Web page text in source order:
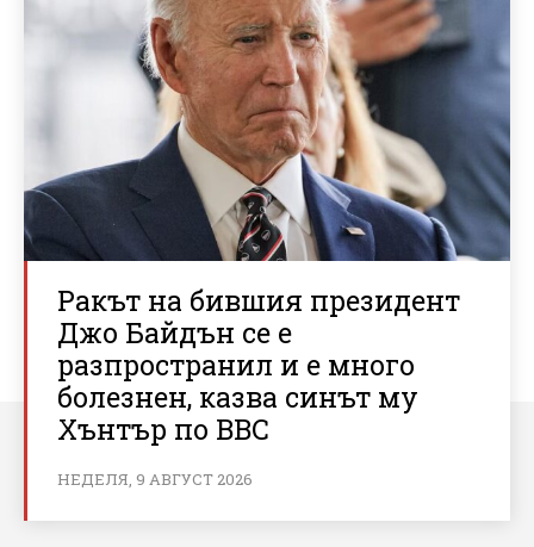
Ракът на бившия президент
Джо Байдън се е
разпространил и е много
болезнен, казва синът му
Хънтър по BBC
НЕДЕЛЯ, 9 АВГУСТ 2026